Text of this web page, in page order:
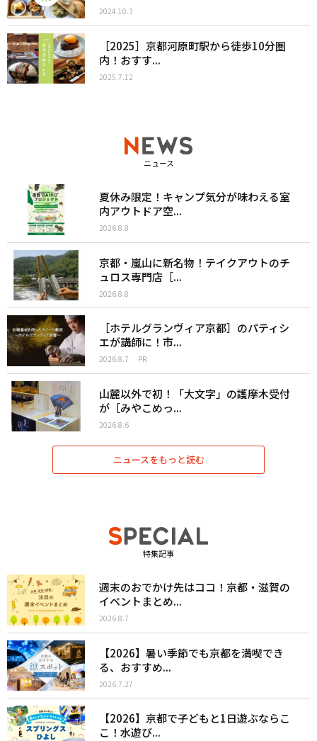
2024.10.3
［2025］京都河原町駅から徒歩10分圏
内！おすす...
2025.7.12
ニュース
夏休み限定！キャンプ気分が味わえる室
内アウトドア空...
2026.8.8
京都・嵐山に新名物！テイクアウトのチ
ュロス専門店［...
2026.8.8
［ホテルグランヴィア京都］のパティシ
エが講師に！市...
2026.8.7 PR
山麓以外で初！「大文字」の護摩木受付
が［みやこめっ...
2026.8.6
ニュースをもっと読む
特集記事
週末のおでかけ先はココ！京都・滋賀の
イベントまとめ...
2026.8.7
【2026】暑い季節でも京都を満喫でき
る、おすすめ...
2026.7.27
【2026】京都で子どもと1日遊ぶならこ
こ！水遊び...